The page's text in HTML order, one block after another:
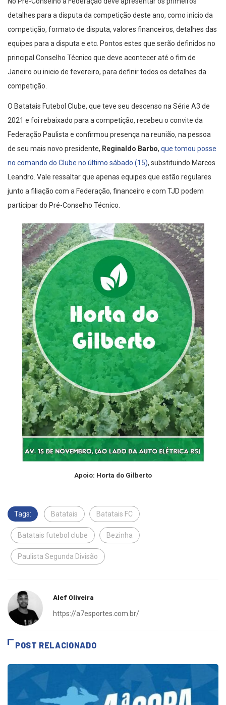
No Pré-Conselho a Federação deve apresentar os primeiros
detalhes para a disputa da competição deste ano, como inicio da
competição, formato de disputa, valores financeiros, detalhes das
equipes para a disputa e etc. Pontos estes que serão definidos no
principal Conselho Técnico que deve acontecer até o fim de
Janeiro ou inicio de fevereiro, para definir todos os detalhes da
competição.
O Batatais Futebol Clube, que teve seu descenso na Série A3 de
2021 e foi rebaixado para a competição, recebeu o convite da
Federação Paulista e confirmou presença na reunião, na pessoa
de seu mais novo presidente, Reginaldo Barbo, que tomou posse
no comando do Clube no último sábado (15), substituindo Marcos
Leandro. Vale ressaltar que apenas equipes que estão regulares
junto a filiação com a Federação, financeiro e com TJD podem
participar do Pré-Conselho Técnico.
Apoio: Horta do Gilberto
Tags: Batatais Batatais FC
Batatais futebol clube Bezinha
Paulista Segunda Divisão
Alef Oliveira
https://a7esportes.com.br/
POST RELACIONADO